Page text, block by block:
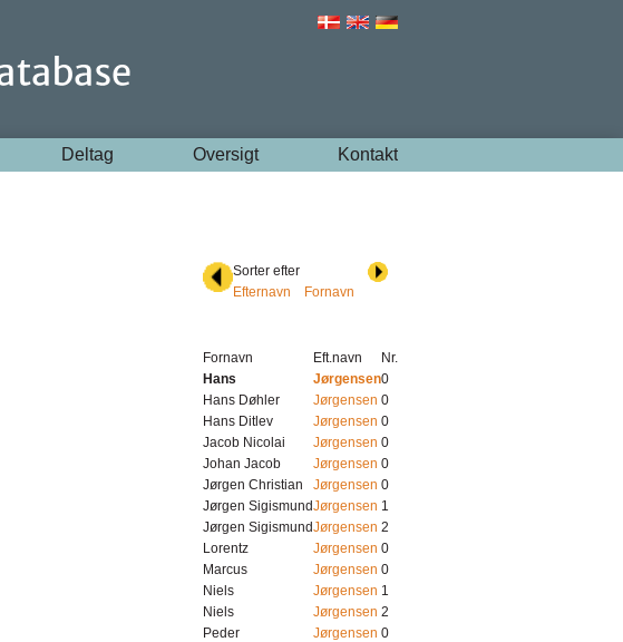
Deltag Oversigt Kontakt
Sorter efter
Efternavn
Fornavn
Fornavn Eft.navn
Nr.
Hans
Jørgensen0
Hans Døhler
Jørgensen 0
Hans Ditlev
Jørgensen 0
Jacob Nicolai
Jørgensen 0
Johan Jacob
Jørgensen 0
Jørgen Christian
Jørgensen 0
Jørgen SigismundJørgensen 1
Jørgen SigismundJørgensen 2
Lorentz
Jørgensen 0
Marcus
Jørgensen 0
Niels
Jørgensen 1
Niels
Jørgensen 2
Peder
Jørgensen 0